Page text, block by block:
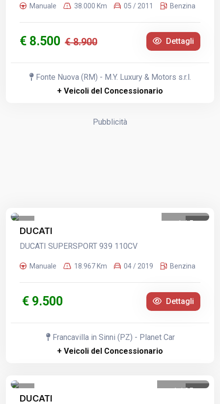
Manuale 38.000 Km 05 / 2011 Benzina
€ 8.500 € 8.900 Dettagli
Fonte Nuova (RM) - M.Y. Luxury & Motors s.r.l.
+ Veicoli del Concessionario
Pubblicità
1 /5
DUCATI
DUCATI SUPERSPORT 939 110CV
Manuale 18.967 Km 04 / 2019 Benzina
€ 9.500 Dettagli
Francavilla in Sinni (PZ) - Planet Car
+ Veicoli del Concessionario
1 /25
DUCATI